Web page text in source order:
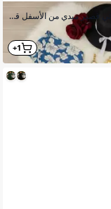
فستان نسائي قصير ميدي من الأسفل قماش شيفون مشجر كتافي الصدر
1+